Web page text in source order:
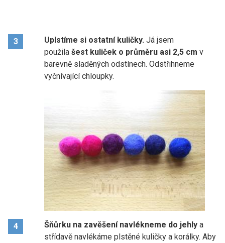
3 Uplstíme si ostatní kuličky. Já jsem
použila šest kuliček o průměru asi 2,5 cm v
barevně sladěných odstínech. Odstřihneme
vyčnívající chloupky.
4 Šňůrku na zavěšení navlékneme do jehly a
střídavě navlékáme plstěné kuličky a korálky. Aby